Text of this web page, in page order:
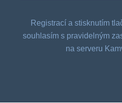
Registrací a stisknutím
souhlasím s pravidelným
na serveru